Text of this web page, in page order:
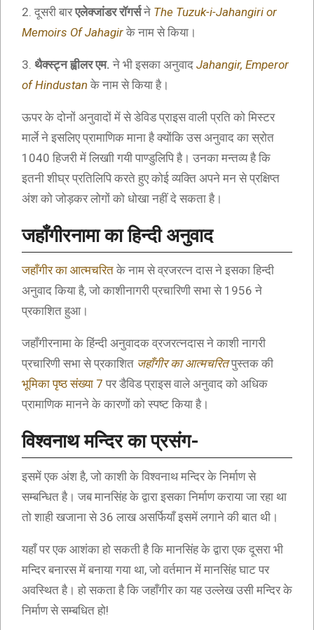
2. दूसरी बारएलेक्जांडर रॉगर्सने The Tuzuk-i-Jahangiri or
Memoirs Of Jahagir के नाम से किया।
3. थैक्स्ट्न ह्वीलर एम. ने भी इसका अनुवाद Jahangir, Emperor
of Hindustan के नाम से किया है।
ऊपर के दोनों अनुवादों में से डेविड प्राइस वाली प्रति को मिस्टर
मार्ले ने इसलिए प्रामाणिक माना है क्योंकि उस अनुवाद का स्रोत
1040 हिजरी में लिखाी गयी पाण्डुलिपि है। उनका मन्तव्य है कि
इतनी शीघ्र प्रतिलिपि करते हुए कोई व्यक्ति अपने मन से प्रक्षिप्त
अंश को जोड़कर लोगों को धोखा नहीं दे सकता है।
जहाँगीरनामा का हिन्दी अनुवाद
जहाँगीर का आत्मचरित के नाम से व्रजरत्न दास ने इसका हिन्दी
अनुवाद किया है, जो काशीनागरी प्रचारिणी सभा से 1956 ने
प्रकाशित हुआ।
जहाँगीरनामा के हिंन्दी अनुवादक व्रजरत्नदास ने काशी नागरी
प्रचारिणी सभा से प्रकाशित जहाँगीर का आत्मचरितपुस्तक की
भूमिका पृष्ठ संख्या 7 पर डैविड प्राइस वाले अनुवाद को अधिक
प्रामाणिक मानने के कारणों को स्पष्ट किया है।
विश्वनाथ मन्दिर का प्रसंग-
इसमें एक अंश है, जो काशी के विश्वनाथ मन्दिर के निर्माण से
सम्बन्धित है। जब मानसिंह के द्वारा इसका निर्माण कराया जा रहा था
तो शाही खजाना से 36 लाख असर्फियाँ इसमें लगाने की बात थी।
यहाँ पर एक आशंका हो सकती है कि मानसिंह के द्वारा एक दूसरा भी
मन्दिर बनारस में बनाया गया था, जो वर्तमान में मानसिंह घाट पर
अवस्थित है। हो सकता है कि जहाँगीर का यह उल्लेख उसी मन्दिर के
निर्माण से सम्बधित हो!